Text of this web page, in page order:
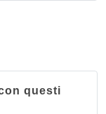
questi